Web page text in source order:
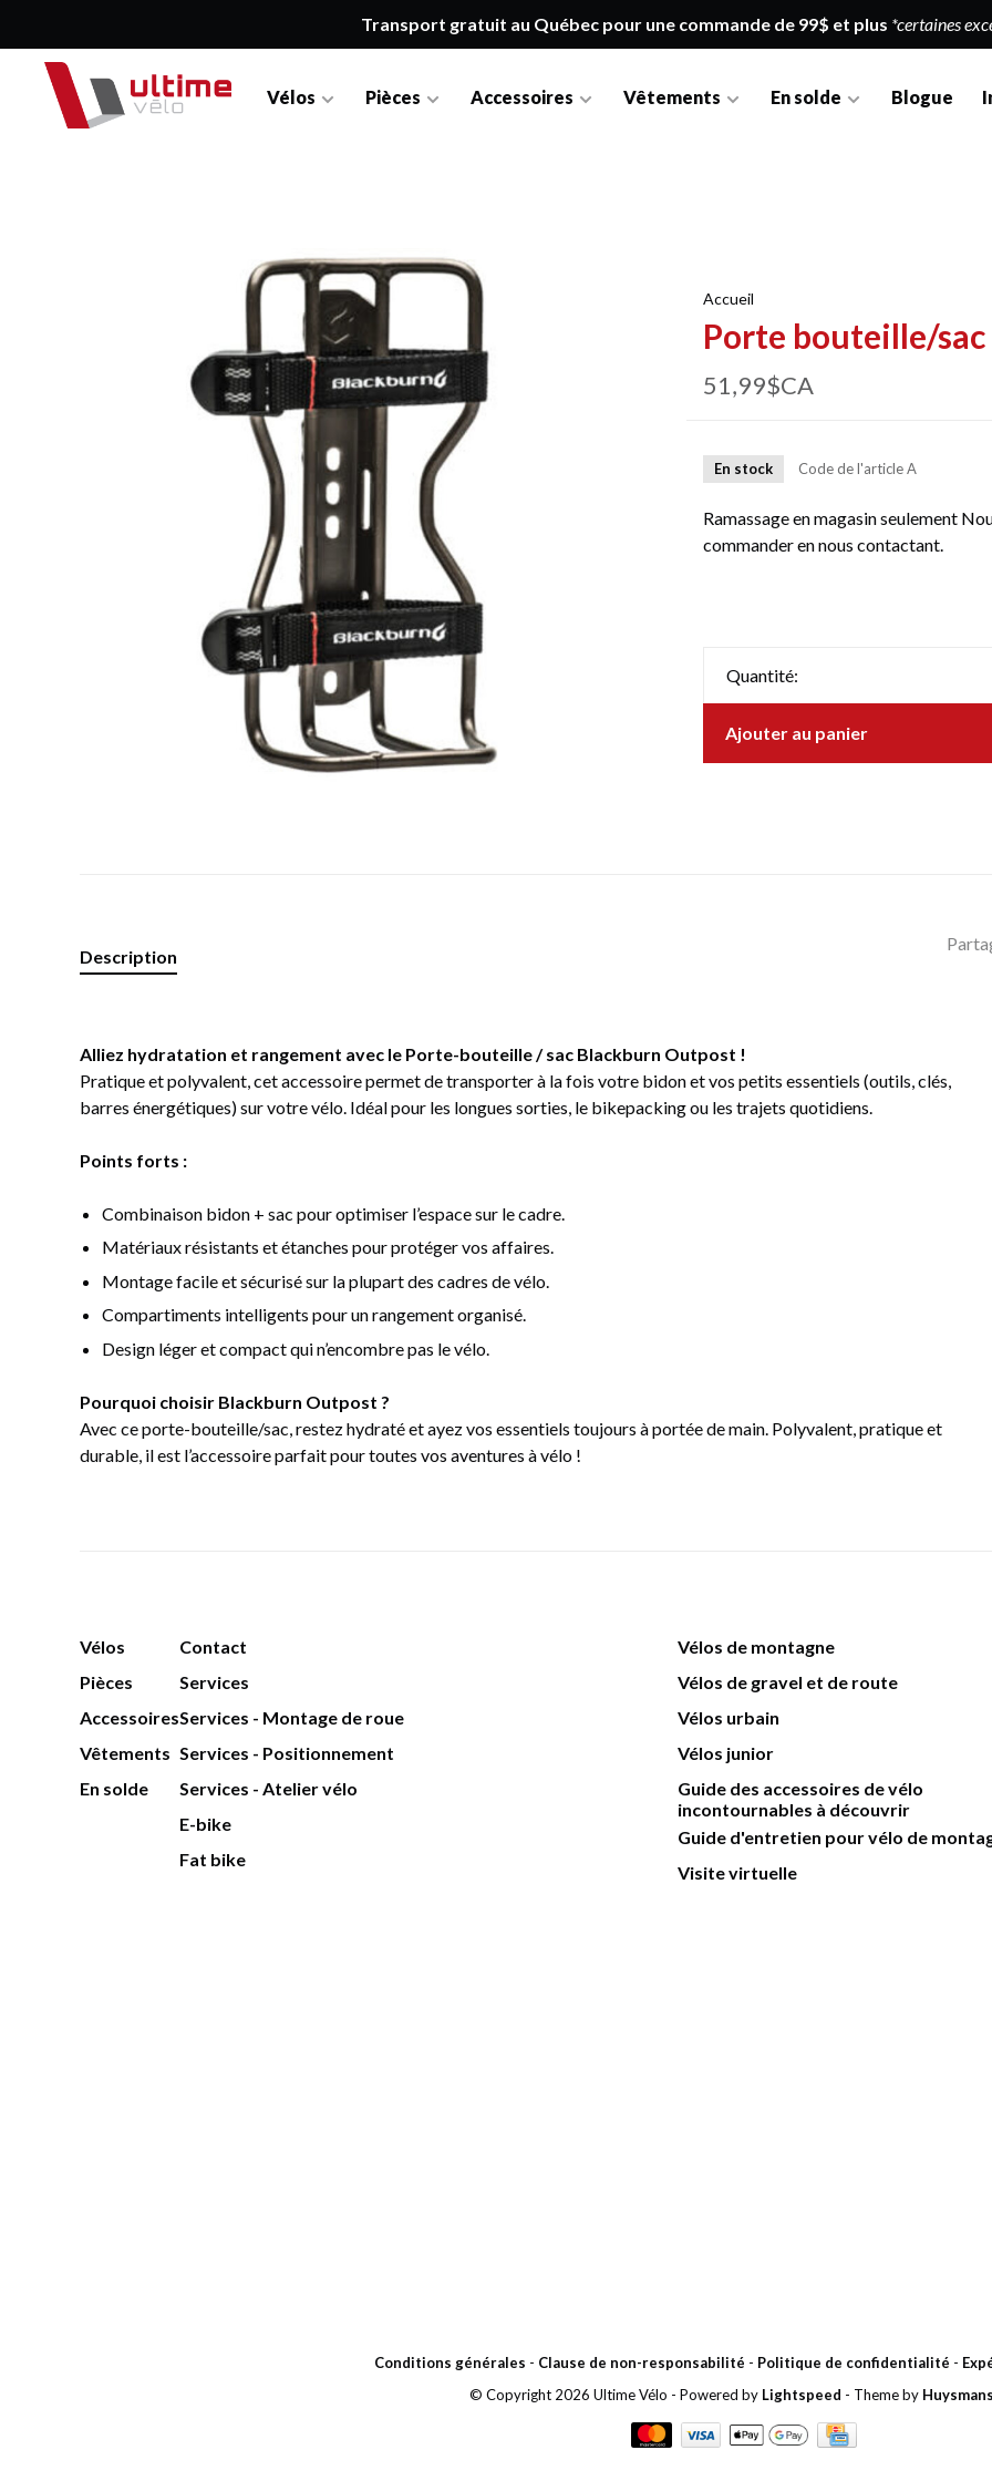
Transport gratuit au Québec pour une commande de 99$ et plus *certaines
Vélos Pièces Accessoires Vêtements En solde Blogue
Accueil
Porte bouteille/
51,99$CA
En stock Code de l'articleA
Ramassage en magasin seulement
commander en nous contactant.
Quantité:
Ajouter au panier
Description
Alliez hydratation et rangement avec le Porte-bouteille / sac Blackburn Outpost !
Pratique et polyvalent, cet accessoire permet de transporter à la fois votre bidon et vos petits essentiels (outils, clés,
barres énergétiques) sur votre vélo. Idéal pour les longues sorties, le bikepacking ou les trajets quotidiens.
Points forts :
Combinaison bidon + sac pour optimiser l’espace sur le cadre.
Matériaux résistants et étanches pour protéger vos affaires.
Montage facile et sécurisé sur la plupart des cadres de vélo.
Compartiments intelligents pour un rangement organisé.
Design léger et compact qui n’encombre pas le vélo.
Pourquoi choisir Blackburn Outpost ?
Avec ce porte-bouteille/sac, restez hydraté et ayez vos essentiels toujours à portée de main. Polyvalent, pratique et
durable, il est l’accessoire parfait pour toutes vos aventures à vélo !
Vélos
Pièces
Accessoires
Vêtements
En solde
Contact
Services
Services - Montage de roue
Services - Positionnement
Services - Atelier vélo
E-bike
Fat bike
Vélos de montagne
Vélos de gravel et de route
Vélos urbain
Vélos junior
Guide des accessoires de vélo
incontournables à découvrir
Guide d'entretien pour vélo de
Visite virtuelle
Conditions générales - Clause de non-responsabilité - Politique de confidentialité -
© Copyright 2026 Ultime Vélo - Powered by Lightspeed - Theme by